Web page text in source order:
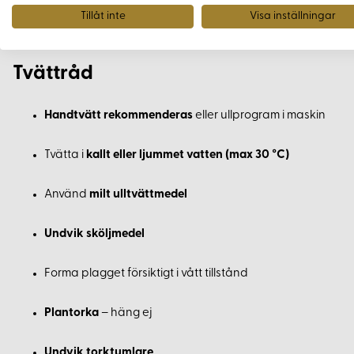
Tvättråd
Handtvätt rekommenderas eller ullprogram i maskin
Tvätta i kallt eller ljummet vatten (max 30 °C)
Använd milt ulltvättmedel
Undvik sköljmedel
Forma plagget försiktigt i vått tillstånd
Plantorka – häng ej
Tillåt inte Visa inställningar